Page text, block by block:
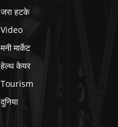
जरा हटके
Video
मनी मार्केट
हेल्थ केयर
Tourism
दुनिया